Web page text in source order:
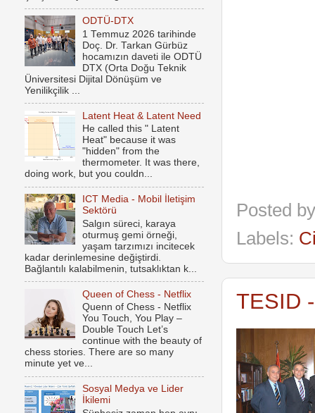
Posted
Labels:
TESID
ODTÜ-DTX
1 Temmuz 2026 tarihinde
Doç. Dr. Tarkan Gürbüz
hocamızın daveti ile ODTÜ
DTX (Orta Doğu Teknik
Üniversitesi Dijital Dönüşüm ve
Yenilikçilik ...
Latent Heat & Latent Need
He called this " Latent
Heat" because it was
"hidden" from the
thermometer. It was there,
doing work, but you couldn...
ICT Media - Mobil İletişim
Sektörü
Salgın süreci, karaya
oturmuş gemi örneği,
yaşam tarzımızı incitecek
kadar derinlemesine değiştirdi.
Bağlantılı kalabilmenin, tutsaklıktan k...
Queen of Chess - Netflix
Quenn of Chess - Netflix
You Touch, You Play –
Double Touch Let’s
continue with the beauty of
chess stories. There are so many
minute yet ve...
Sosyal Medya ve Lider
İkilemi